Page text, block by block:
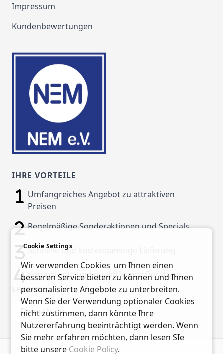
Impressum
Kundenbewertungen
IHRE VORTEILE
Umfangreiches Angebot zu attraktiven
Preisen
Regelmäßige Sonderaktionen und Specials
Schnelle und kostengünstige Lieferung
Kompetente und unabhängige Beratung
SPRACHE
Deutsch
Cookie Settings
Wir verwenden Cookies, um Ihnen einen
besseren Service bieten zu können und Ihnen
personalisierte Angebote zu unterbreiten.
Wenn Sie der Verwendung optionaler Cookies
nicht zustimmen, dann könnte Ihre
Nutzererfahrung beeinträchtigt werden. Wenn
Sie mehr erfahren möchten, dann lesen SIe
bitte unsere Cookie Policy.